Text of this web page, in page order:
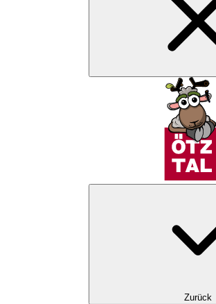
Zurück